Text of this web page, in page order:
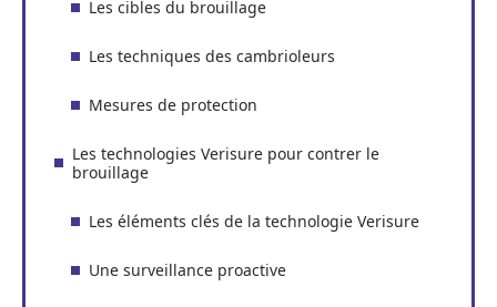
Les cibles du brouillage
Les techniques des cambrioleurs
Mesures de protection
Les technologies Verisure pour contrer le
brouillage
Les éléments clés de la technologie Verisure
Une surveillance proactive